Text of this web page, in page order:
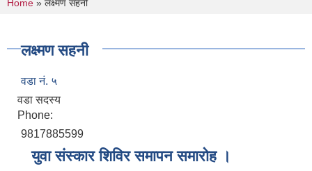
You are here
Home » लक्ष्मण सहनी
लक्ष्मण सहनी
वडा नं. ५
वडा सदस्य
Phone:
9817885599
युवा संस्कार शिविर समापन समारोह ।